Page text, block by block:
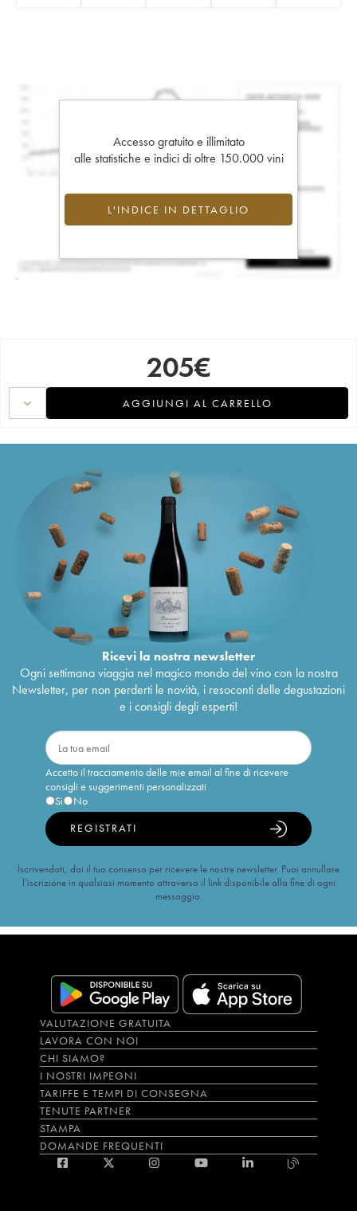
Accesso gratuito e illimitato
alle statistiche e indici di oltre 150.000 vini
L'INDICE IN DETTAGLIO
205€
AGGIUNGI AL CARRELLO
Ricevi la nostra newsletter
Ogni settimana viaggia nel magico mondo del vino con la nostra
Newsletter, per non perderti le novità, i resoconti delle degustazioni
e i consigli degli esperti!
Accetto il tracciamento delle mie email al fine di ricevere
consigli e suggerimenti personalizzati
Sì
No
REGISTRATI
Iscrivendoti, dai il tuo consenso per ricevere le nostre newsletter. Puoi annullare
l’iscrizione in qualsiasi momento attraverso il link disponibile alla fine di ogni
messaggio.
VALUTAZIONE GRATUITA
LAVORA CON NOI
CHI SIAMO?
I NOSTRI IMPEGNI
TARIFFE E TEMPI DI CONSEGNA
TENUTE PARTNER
STAMPA
DOMANDE FREQUENTI